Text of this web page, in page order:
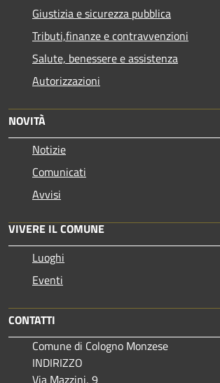
Giustizia e sicurezza pubblica
Tributi,finanze e contravvenzioni
Salute, benessere e assistenza
Autorizzazioni
NOVITÀ
Notizie
Comunicati
Avvisi
VIVERE IL COMUNE
Luoghi
Eventi
CONTATTI
Comune di Cologno Monzese
INDIRIZZO
Via Mazzini, 9